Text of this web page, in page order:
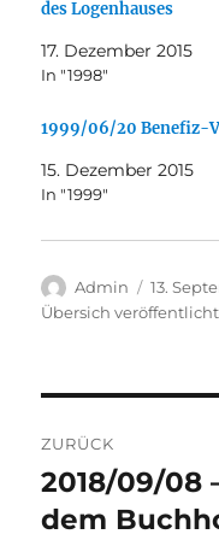
des Logenhauses
17. Dezember 2015
In "1998"
1999/06/20 Benefiz-
15. Dezember 2015
In "1999"
Autor
Admin
am
13.
Übersich
ZURÜCK
Vorheriger
Beitrag:
2018/09/08
dem